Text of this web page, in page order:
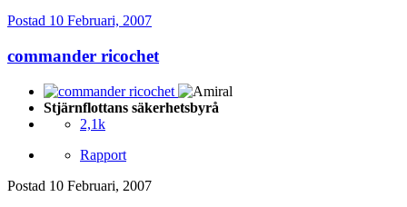
Postad 10 Februari, 2007
commander ricochet
Stjärnflottans säkerhetsbyrå
2,1k
Rapport
Postad 10 Februari, 2007